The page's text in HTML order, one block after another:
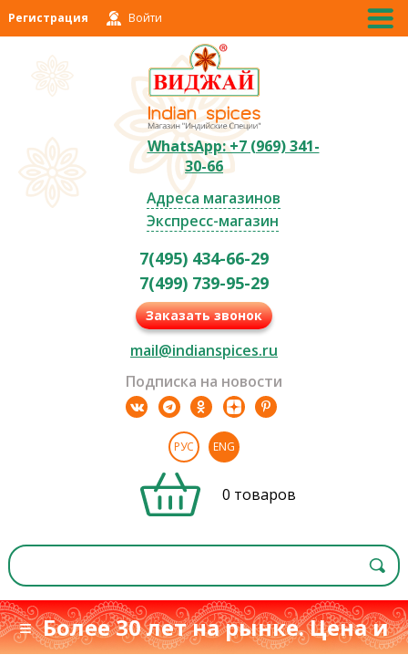
Регистрация Войти
WhatsApp: +7 (969) 341-
30-66
Адреса магазинов
Экспресс-магазин
7(495) 434-66-29
7(499) 739-95-29
Заказать звонок
mail@indianspices.ru
Подписка на новости
РУС ENG
0 товаров
≡ Более 30 лет на рынке. Цена и